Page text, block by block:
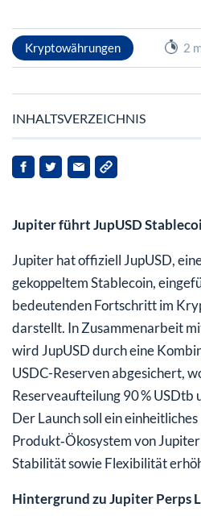
Kryptowährungen 2
INHALTSVERZEICHNIS
Jupiter führt JupUSD
Jupiter hat offiziell JupUSD,
gekoppeltem Stablecoin,
bedeutenden Fortschritt im
darstellt. In Zusammenarbeit
wird JupUSD durch eine
USDC-Reserven abgesichert,
Reserveaufteilung 90 % USDtb
Der Launch soll ein
Produkt‑Ökosystem von
Stabilität sowie Flexibilität
Hintergrund zu Jupiter Perps